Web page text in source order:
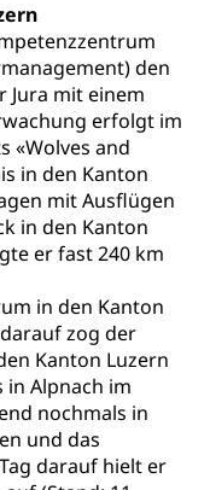
den
Jura mit einem
erfolgt im
«Wolves and
in den Kanton
mit Ausflügen
in den Kanton
er fast 240 km
in den Kanton
zog der
Kanton Luzern
in Alpnach im
nochmals in
und das
darauf hielt er